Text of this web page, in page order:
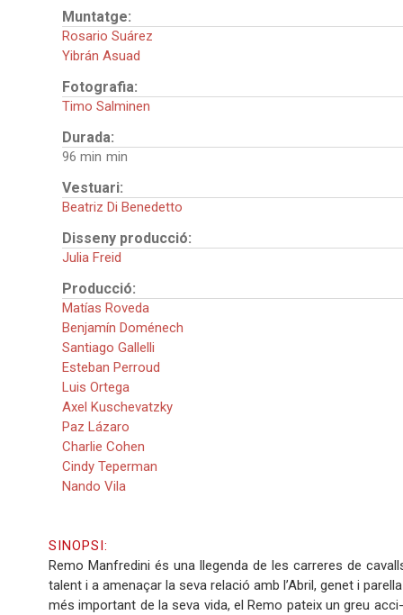
Muntatge:
Rosario Suárez
Yibrán Asuad
Fotografia:
Timo Salminen
Durada:
96 min
Vestuari:
Beatriz Di Benedetto
Disseny producció:
Julia Freid
Producció:
Matías Roveda
Benjamín Doménech
Santiago Gallelli
Esteban Perroud
Luis Ortega
Axel Kuschevatzky
Paz Lázaro
Charlie Cohen
Cindy Teperman
Nando Vila
SINOPSI:
Remo Manfredini és una llegenda de les carreres de
talent i a amenaçar la seva relació amb l’Abril, genet i
més important de la seva vida, el Remo pateix un greu